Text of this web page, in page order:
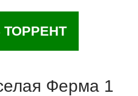
ТОРРЕНТ
Ферма 1